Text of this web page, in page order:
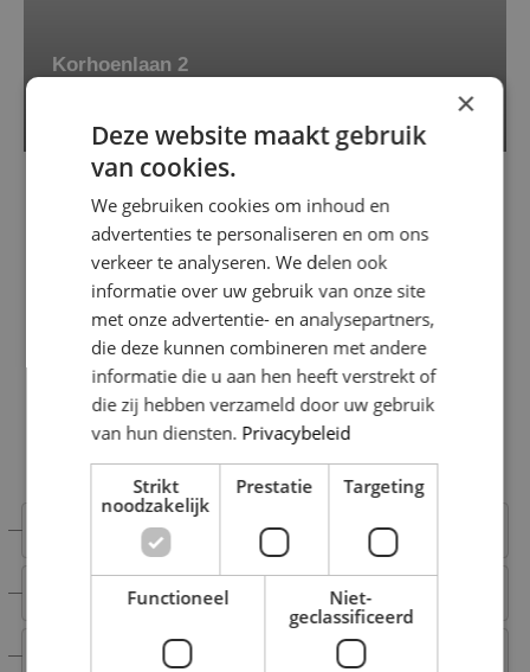
Korhoenlaan 2
€ 206.500
Interesse in onze diensten?
Michael helpt je graag verder!
+31 6 15 00 52 66
+31 6 15 00 52 66
×
Deze website maakt gebruik
van cookies.
We gebruiken cookies om inhoud en
advertenties te personaliseren en om ons
verkeer te analyseren. We delen ook
informatie over uw gebruik van onze site
met onze advertentie- en analysepartners,
die deze kunnen combineren met andere
informatie die u aan hen heeft verstrekt of
die zij hebben verzameld door uw gebruik
van hun diensten. Privacybeleid
Strikt
noodzakelijk
Prestatie Targeting
Functioneel
Niet-
geclassificeerd